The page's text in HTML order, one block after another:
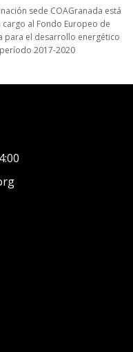
sede COAGranada está
al Fondo Europeo de
para el desarrollo energético
2017-2020